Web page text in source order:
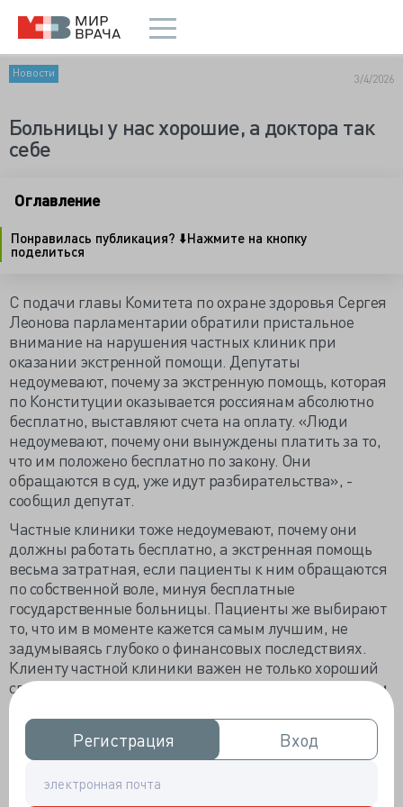
Регистрация
Регистрация Вход
Вход
Новости 3/4/2026
Больницы у нас хорошие, а доктора так
себе
Оглавление
Понравилась публикация? ⬇️Нажмите на кнопку
поделиться
С подачи главы Комитета по охране здоровья Сергея
Леонова парламентарии обратили пристальное
внимание на нарушения частных клиник при
оказании экстренной помощи. Депутаты
недоумевают, почему за экстренную помощь, которая
по Конституции оказывается россиянам абсолютно
бесплатно, выставляют счета на оплату. «Люди
недоумевают, почему они вынуждены платить за то,
что им положено бесплатно по закону. Они
обращаются в суд, уже идут разбирательства», -
сообщил депутат.
Частные клиники тоже недоумевают, почему они
должны работать бесплатно, а экстренная помощь
весьма затратная, если пациенты к ним обращаются
по собственной воле, минуя бесплатные
государственные больницы. Пациенты же выбирают
то, что им в моменте кажется самым лучшим, не
задумываясь глубоко о финансовых последствиях.
Клиенту частной клиники важен не только хороший
специалист, но и репутация учреждения – синергизм
персонального с институциональным, и особенно
настоятельно это потребно в беде.
Как выяснил опрос полутора тысяч половозрелых
привлекают бесплатные «подарочные» услуги. На